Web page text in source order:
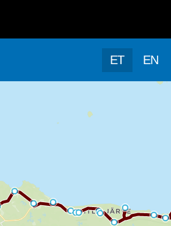
kasutamise, kasutab
ET EN